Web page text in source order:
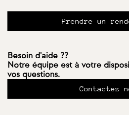
Prendre un
Besoin d'aide ??
Notre équipe est à votre
vos questions.
Contactez